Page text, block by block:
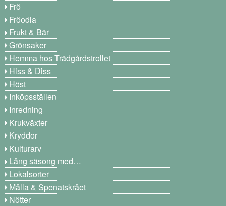
Frö
Fröodla
Frukt & Bär
Grönsaker
Hemma hos Trädgårdstrollet
Hiss & Diss
Höst
Inköpsställen
Inredning
Krukväxter
Kryddor
Kulturarv
Lång säsong med…
Lokalsorter
Målla & Spenatskrået
Nötter